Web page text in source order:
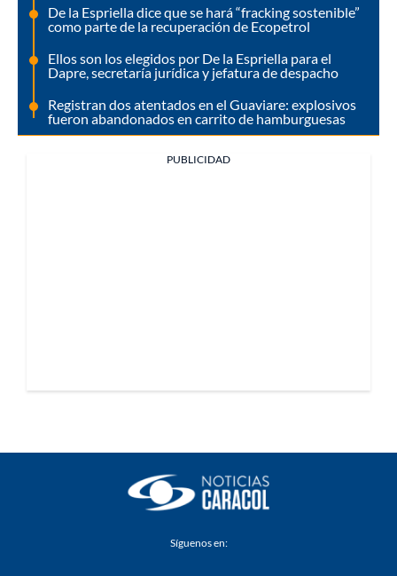
De la Espriella dice que se hará “fracking sostenible”
como parte de la recuperación de Ecopetrol
Ellos son los elegidos por De la Espriella para el
Dapre, secretaría jurídica y jefatura de despacho
Registran dos atentados en el Guaviare: explosivos
fueron abandonados en carrito de hamburguesas
PUBLICIDAD
Síguenos en: